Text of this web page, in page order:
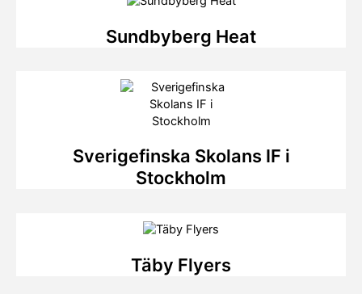
Sundbyberg Heat
Sverigefinska Skolans IF i
Stockholm
Täby Flyers